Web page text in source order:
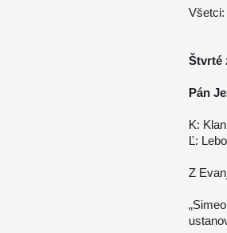
Štvrté
Pán
K:
Ľ:
Z